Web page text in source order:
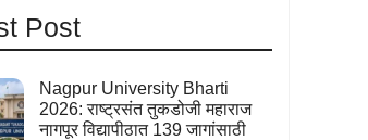
Post
Nagpur University Bharti
2026: राष्ट्रसंत तुकडोजी महाराज
नागपूर विद्यापीठात 139 जागांसाठी